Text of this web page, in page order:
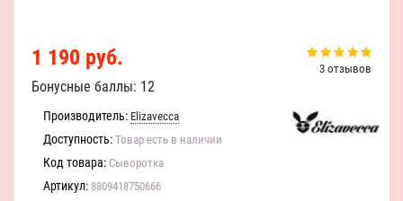
3 отзывов
1 190 руб.
Бонусные баллы: 12
Производитель: Elizavecca
Доступность: Товар есть в наличии
Код товара: Сыворотка
Артикул: 8809418750666